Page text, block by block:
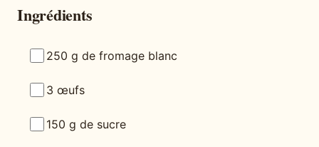
Ingrédients
250 g de fromage blanc
3 œufs
150 g de sucre